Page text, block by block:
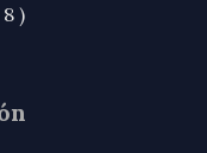
)